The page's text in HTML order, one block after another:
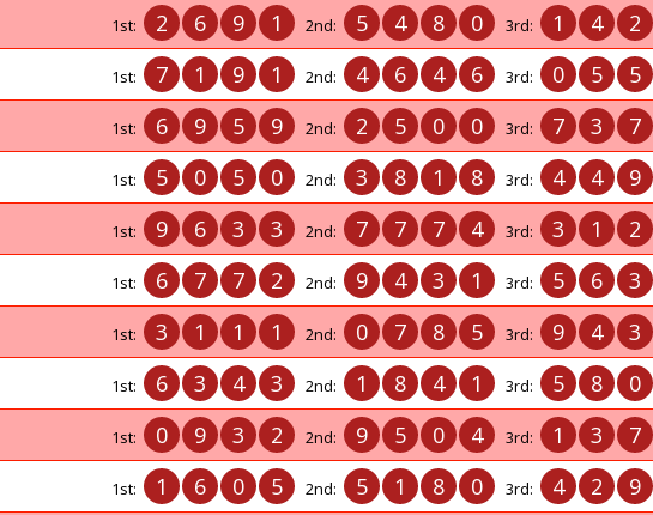
1st: 2 6 9 1 2nd: 5 4 8 0 3rd: 1 4 2
1st: 7 1 9 1 2nd: 4 6 4 6 3rd: 0 5 5
1st: 6 9 5 9 2nd: 2 5 0 0 3rd: 7 3 7
1st: 5 0 5 0 2nd: 3 8 1 8 3rd: 4 4 9
1st: 9 6 3 3 2nd: 7 7 7 4 3rd: 3 1 2
1st: 6 7 7 2 2nd: 9 4 3 1 3rd: 5 6 3
1st: 3 1 1 1 2nd: 0 7 8 5 3rd: 9 4 3
1st: 6 3 4 3 2nd: 1 8 4 1 3rd: 5 8 0
1st: 0 9 3 2 2nd: 9 5 0 4 3rd: 1 3 7
1st: 1 6 0 5 2nd: 5 1 8 0 3rd: 4 2 9